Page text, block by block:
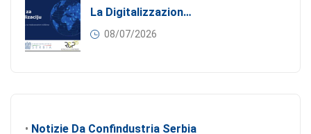
La Digitalizzazione Come Motore Dell’internazionalizzazione
08/07/2026
• Notizie Da Confindustria Serbia